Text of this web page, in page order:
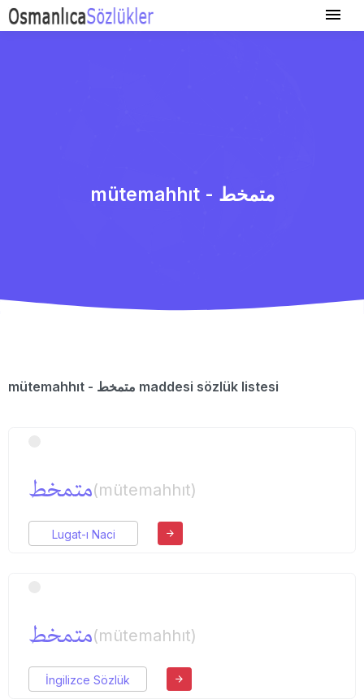
mütemahhıt - متمخط
mütemahhıt - متمخط maddesi sözlük listesi
متمخط(mütemahhıt)
Lugat-ı Naci
متمخط(mütemahhıt)
İngilizce Sözlük